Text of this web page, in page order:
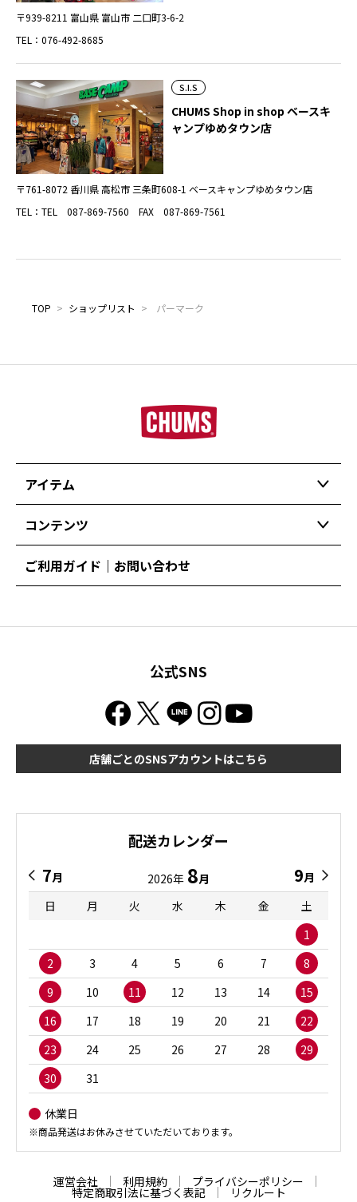
〒939-8211 富山県 富山市 二口町3-6-2
TEL：076-492-8685
S.I.S
CHUMS Shop in shop ベースキ
ャンプゆめタウン店
〒761-8072 香川県 高松市 三条町608-1 ベースキャンプゆめタウン店
TEL：TEL 087-869-7560 FAX 087-869-7561
TOP > ショップリスト > パーマーク
アイテム
コンテンツ
ご利用ガイド｜お問い合わせ
公式SNS
店舗ごとのSNSアカウントはこちら
配送カレンダー
7月 2026年 8月 9月
日
月 火 水 木 金
土
1
2
3 4 5 6 7
8
9
10 11 12 13 14
15
16
17 18 19 20 21
22
23
24 25 26 27 28
29
30
31
休業日
※商品発送はお休みさせていただいております。
運営会社 利用規約 プライバシーポリシー
特定商取引法に基づく表記 リクルート